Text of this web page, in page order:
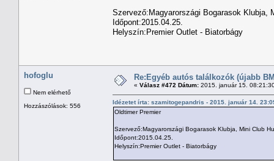
Szervező:Magyarországi Bogarasok Klubja,
Időpont:2015.04.25.
Helyszín:Premier Outlet - Biatorbágy
hofoglu
Nem elérhető
Hozzászólások: 556
Re:Egyéb autós találkozók (újabb
« Válasz #472 Dátum: 2015. január 15.
Idézetet írta: szamitogepandris - 2015. január 14.
Oldtimer Premier
Szervező:Magyarországi Bogarasok Klubja, Mini Club
Időpont:2015.04.25.
Helyszín:Premier Outlet - Biatorbágy